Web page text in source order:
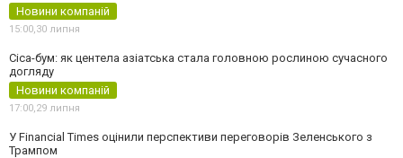
Новини компаній
15:00,30 липня
Cica-бум: як центела азіатська стала головною рослиною сучасного
догляду
Новини компаній
17:00,29 липня
У Financial Times оцінили перспективи переговорів Зеленського з
Трампом